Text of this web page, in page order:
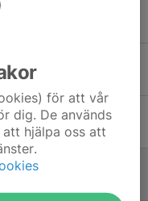
stora återkomsten
för att vår
dig. De används
hjälpa oss att